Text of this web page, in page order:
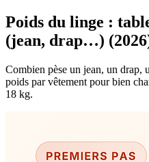
Poids du linge :
(jean, drap…)
Combien pèse un jean, un drap,
poids par vêtement pour bien
18 kg.